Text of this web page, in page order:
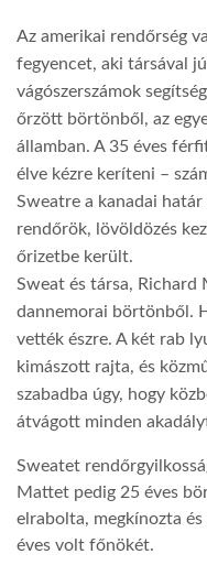
GLOBOTV
AFRIKA TUDÁSTÁR
A NAP SZÉPE
LINKTR.EE
GLOBOZSARU
GLOBOBOOK
Az amerikai rendőrség
fegyencet, aki társával
vágószerszámok
őrzött börtönből, az
államban. A 35 éves
élve kézre keríteni –
Sweatre a kanadai
rendőrök, lövöldözés
őrizetbe került.
Sweat és társa, Richard
dannemorai börtönből.
vették észre. A két rab
kimászott rajta, és
szabadba úgy, hogy
átvágott minden
Sweatet
Mattet pedig 25 éves
elrabolta, megkínozta
éves volt főnökét.